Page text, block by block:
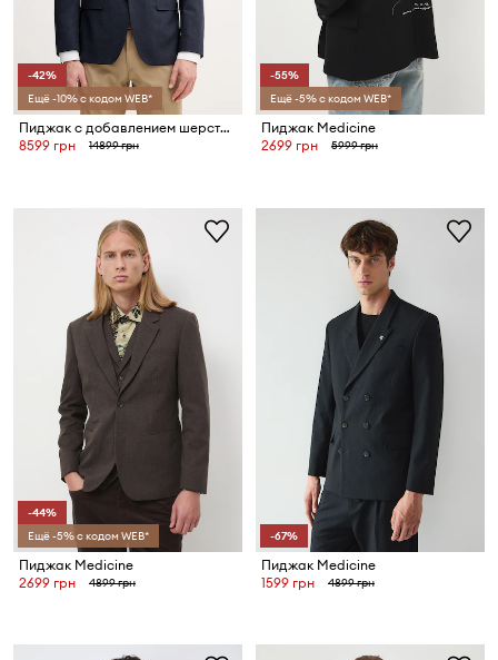
-42%
Ещё -10% с кодом WEB*
Пиджак с добавлением шерсти BOSS H-Hutson-251
8599 грн
14899 грн
-55%
Ещё -5% с кодом WEB*
Пиджак Medicine
2699 грн
5999 грн
-44%
Ещё -5% с кодом WEB*
Пиджак Medicine
2699 грн
4899 грн
-67%
Пиджак Medicine
1599 грн
4899 грн